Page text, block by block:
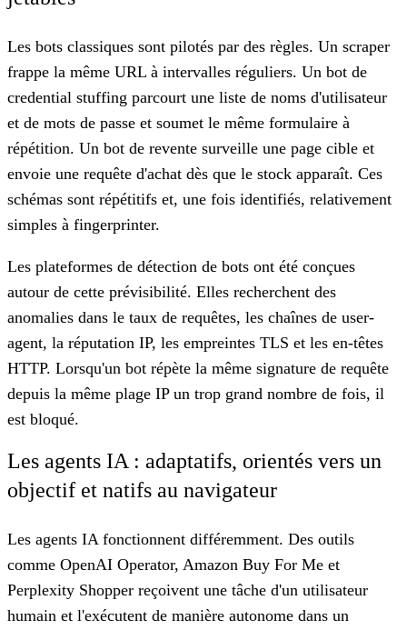
Les bots classiques sont pilotés par des règles. Un scraper
frappe la même URL à intervalles réguliers. Un bot de
credential stuffing parcourt une liste de noms d'utilisateur
et de mots de passe et soumet le même formulaire à
répétition. Un bot de revente surveille une page cible et
envoie une requête d'achat dès que le stock apparaît. Ces
schémas sont répétitifs et, une fois identifiés, relativement
simples à fingerprinter.
Les plateformes de détection de bots ont été conçues
autour de cette prévisibilité. Elles recherchent des
anomalies dans le taux de requêtes, les chaînes de user-
agent, la réputation IP, les empreintes TLS et les en-têtes
HTTP. Lorsqu'un bot répète la même signature de requête
depuis la même plage IP un trop grand nombre de fois, il
est bloqué.
Les agents IA : adaptatifs, orientés vers un
objectif et natifs au navigateur
Les agents IA fonctionnent différemment. Des outils
comme OpenAI Operator, Amazon Buy For Me et
Perplexity Shopper reçoivent une tâche d'un utilisateur
humain et l'exécutent de manière autonome dans un